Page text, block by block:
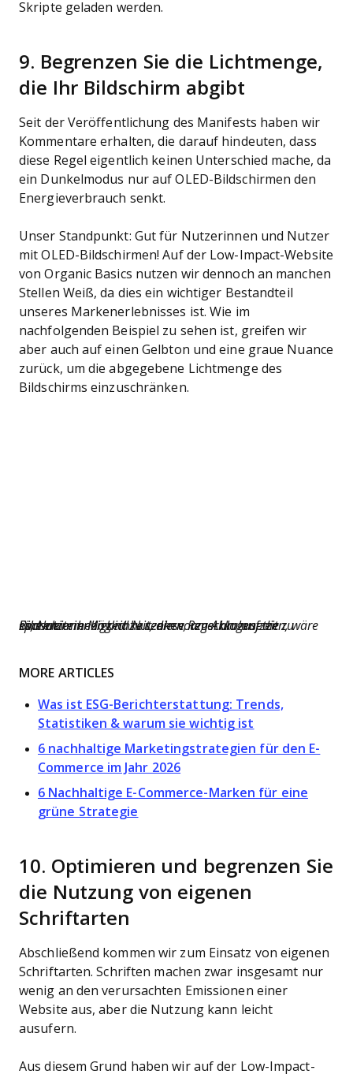
Skripte geladen werden.
9. Begrenzen Sie die Lichtmenge,
die Ihr Bildschirm abgibt
Seit der Veröffentlichung des Manifests haben wir
Kommentare erhalten, die darauf hindeuten, dass
diese Regel eigentlich keinen Unterschied mache, da
ein Dunkelmodus nur auf OLED-Bildschirmen den
Energieverbrauch senkt.
Unser Standpunkt: Gut für Nutzerinnen und Nutzer
mit OLED-Bildschirmen! Auf der Low-Impact-Website
von Organic Basics nutzen wir dennoch an manchen
Stellen Weiß, da dies ein wichtiger Bestandteil
unseres Markenerlebnisses ist. Wie im
nachfolgenden Beispiel zu sehen ist, greifen wir
aber auch auf einen Gelbton und eine graue Nuance
zurück, um die abgegebene Lichtmenge des
Bildschirms einzuschränken.
Eine weitere Möglichkeit, diese Regel umzusetzen, wäre es, Nutzerinnen und Nutzern vorzuschlagen, die Bildschirmhelligkeit zu senken, um Akkulaufzeit zu sparen.
MORE ARTICLES
Was ist ESG-Berichterstattung: Trends,
Statistiken & warum sie wichtig ist
6 nachhaltige Marketingstrategien für den E-
Commerce im Jahr 2026
6 Nachhaltige E-Commerce-Marken für eine
grüne Strategie
10. Optimieren und begrenzen Sie
die Nutzung von eigenen
Schriftarten
Abschließend kommen wir zum Einsatz von eigenen
Schriftarten. Schriften machen zwar insgesamt nur
wenig an den verursachten Emissionen einer
Website aus, aber die Nutzung kann leicht
ausufern.
Aus diesem Grund haben wir auf der Low-Impact-